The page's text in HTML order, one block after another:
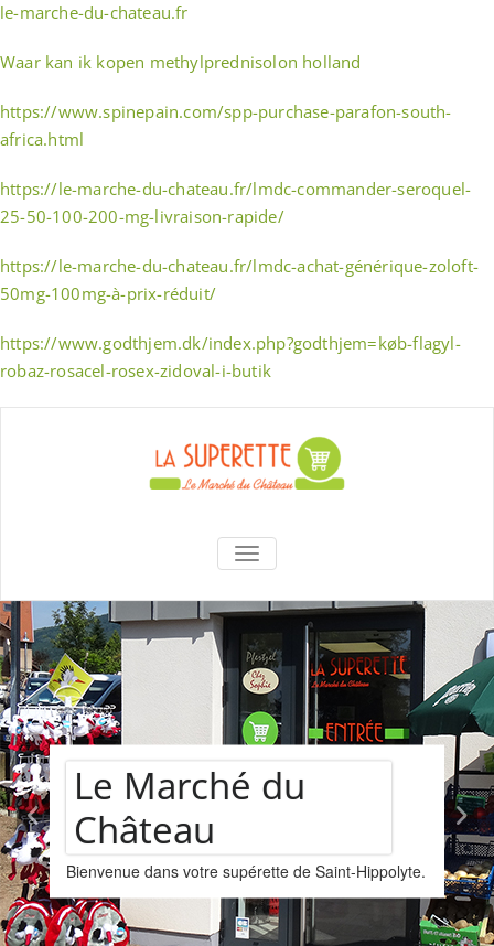
le-marche-du-chateau.fr
Waar kan ik kopen methylprednisolon holland
https://www.spinepain.com/spp-purchase-parafon-south-
africa.html
https://le-marche-du-chateau.fr/lmdc-commander-seroquel-
25-50-100-200-mg-livraison-rapide/
https://le-marche-du-chateau.fr/lmdc-achat-générique-zoloft-
50mg-100mg-à-prix-réduit/
https://www.godthjem.dk/index.php?godthjem=køb-flagyl-
robaz-rosacel-rosex-zidoval-i-butik
La Superette –
le marché du
château
AFFICHER/MASQUER LA
Assortiment de
vins